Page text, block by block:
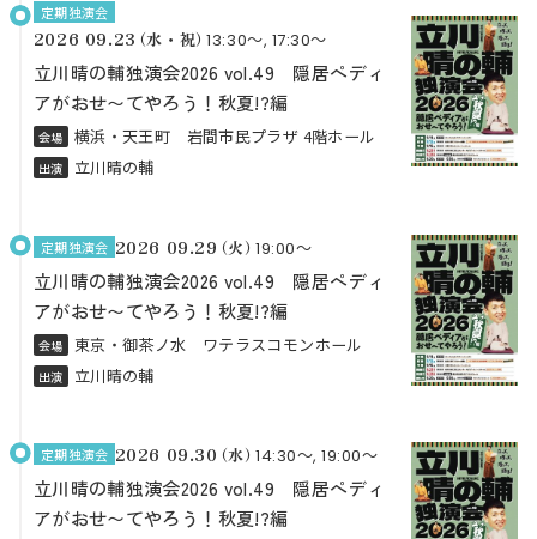
定期独演会
2026 09.23（水・祝）13:30〜, 17:30〜
立川晴の輔独演会2026 vol.49 隠居ペディ
アがおせ〜てやろう！秋夏!?編
会場 横浜・天王町 岩間市民プラザ 4階ホール
出演 立川晴の輔
定期独演会 2026 09.29（火）19:00〜
立川晴の輔独演会2026 vol.49 隠居ペディ
アがおせ〜てやろう！秋夏!?編
会場 東京・御茶ノ水 ワテラスコモンホール
出演 立川晴の輔
定期独演会 2026 09.30（水）14:30〜, 19:00〜
立川晴の輔独演会2026 vol.49 隠居ペディ
アがおせ〜てやろう！秋夏!?編